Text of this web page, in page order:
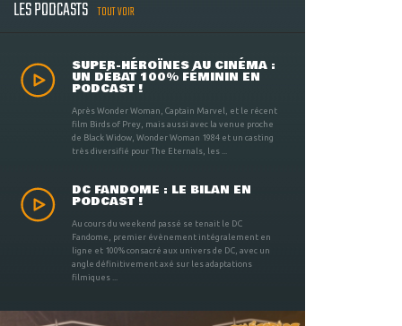
LES PODCASTS TOUT VOIR
SUPER-HÉROÏNES AU CINÉMA :
UN DÉBAT 100% FÉMININ EN
PODCAST !
Après Wonder Woman, Captain Marvel, et le récent
film Birds of Prey, mais aussi avec la venue proche
de Black Widow, Wonder Woman 1984 et un casting
très diversifié pour The Eternals, les ...
DC FANDOME : LE BILAN EN
PODCAST !
Au cours du weekend passé se tenait le DC
Fandome, premier évènement intégralement en
ligne et 100% consacré aux univers de DC, avec un
angle définitivement axé sur les adaptations
filmiques ...